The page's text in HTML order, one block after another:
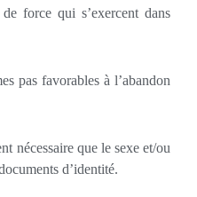
force qui s’exercent dans
pas favorables à l’abandon
nécessaire que le sexe et/ou
d’identité.